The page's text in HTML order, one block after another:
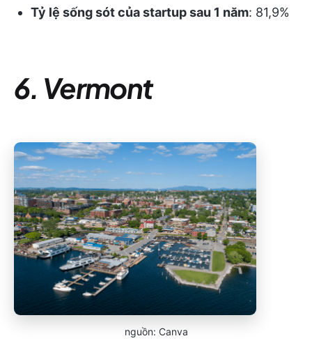
Tỷ lệ sống sót của startup sau 1 năm: 81,9%
6. Vermont
nguồn: Canva